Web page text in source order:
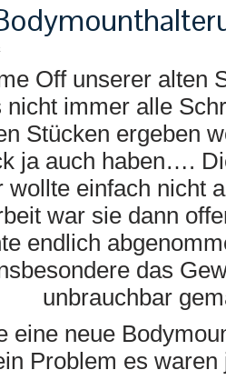
Off unserer alten
nicht immer alle
Stücken ergeben
ja auch haben….
wollte einfach nicht
war sie dann
endlich
das
unbrauchbar
eine neue
Problem es